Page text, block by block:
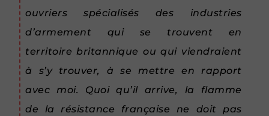
ouvriers spécialisés des industries
d’armement qui se trouvent en
territoire britannique ou qui viendraient
à s’y trouver, à se mettre en rapport
avec moi. Quoi qu’il arrive, la flamme
de la résistance française ne doit pas